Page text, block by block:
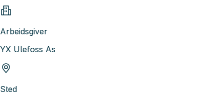
Arbeidsgiver
YX Ulefoss As
Sted